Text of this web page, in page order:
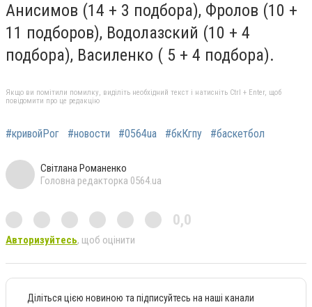
Анисимов (14 + 3 подбора), Фролов (10 +
11 подборов), Водолазский (10 + 4
подбора), Василенко ( 5 + 4 подбора).
Якщо ви помітили помилку, виділіть необхідний текст і натисніть Ctrl + Enter, щоб
повідомити про це редакцію
#кривойРог #новости #0564ua #бкКгпу #баскетбол
Світлана Романенко
Головна редакторка 0564.ua
0,0
Авторизуйтесь, щоб оцінити
Діліться цією новиною та підписуйтесь на наші канали